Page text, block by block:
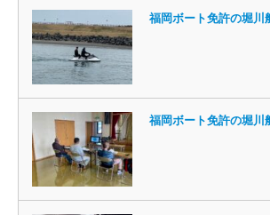
福岡ボート免許の堀川
福岡ボート免許の堀川